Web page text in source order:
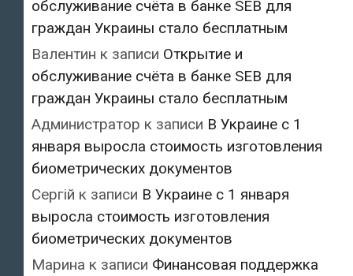
обслуживание счёта в банке SEB для
граждан Украины стало бесплатным
Валентин к записи Открытие и
обслуживание счёта в банке SEB для
граждан Украины стало бесплатным
Администратор к записи В Украине с 1
января выросла стоимость изготовления
биометрических документов
Сергій к записи В Украине с 1 января
выросла стоимость изготовления
биометрических документов
Марина к записи Финансовая поддержка